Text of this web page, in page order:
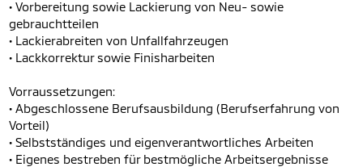
• Vorbereitung sowie Lackierung von Neu- sowie
gebrauchtteilen
• Lackierabreiten von Unfallfahrzeugen
• Lackkorrektur sowie Finisharbeiten
Vorraussetzungen:
• Abgeschlossene Berufsausbildung (Berufserfahrung von
Vorteil)
• Selbstständiges und eigenverantwortliches Arbeiten
• Eigenes bestreben für bestmögliche Arbeitsergebnisse